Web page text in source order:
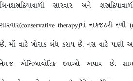
બિનશસ્ત્રક્રિયાવાળી સારવાર અને
સારવાર(conservative therapy)માં નાકજઠરી
છે. મોં વાટે ખોરાક બંધ કરાય છે, નસ વાટે પાણી
તેમજ ઍન્ટિબાયૉટિક દવાઓ અપાય છે.